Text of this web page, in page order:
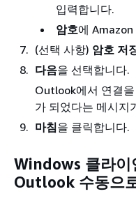
입력합니다.
암호에
(선택 사항) 암호 저
다음을 선택합니다.
Outlook에서 연결
가 되었다는 메시지
마침을 클릭합니다.
Windows 클라
Outlook 수동으